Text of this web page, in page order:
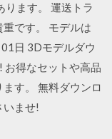
ります。 運送トラ
です。 モデルは
日 3Dモデルダウ
お得なセットや高品
す。 無料ダウンロ
いませ!